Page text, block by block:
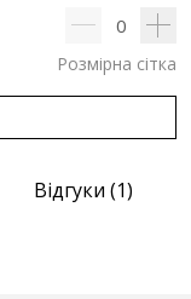
0
Розмірна сітка
Відгуки (1)